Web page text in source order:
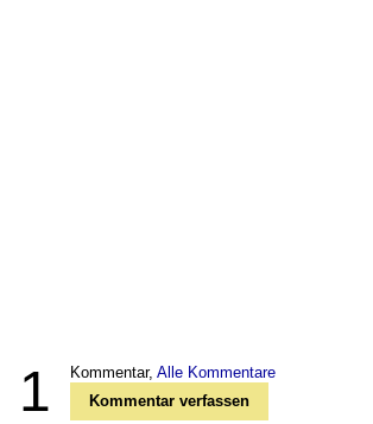
1 Kommentar, Alle Kommentare
Kommentar verfassen